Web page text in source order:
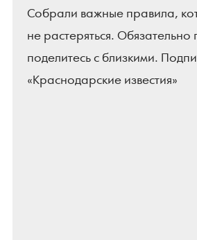
Собрали важные правила,
не растеряться. Обязательно
поделитесь с близкими.
«Краснодарские известия»